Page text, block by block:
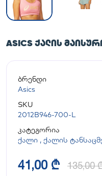
ASICS ᲥᲐᲚᲘᲡ
ბრენდი
Asics
SKU
2012B946-700-L
კატეგორია
ქალი , ქალის
41,00 ₾ 135,00